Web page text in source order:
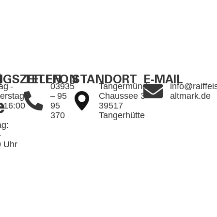
-
16:00
Uhr
TELEFON
03935
– 95
95
370
STANDORT
Tangermünder
Chaussee 3
39517
Tangerhütte
E-MAIL
altmark.de